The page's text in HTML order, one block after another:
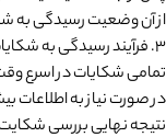
از آن وضعیت رسیدگی به
۳. فرآیند رسیدگی به شکایات
تمامی شکایات در اسرع
در صورت نیاز به اطلاعات
نتیجه نهایی بررسی